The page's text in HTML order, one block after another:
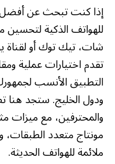
إذا كنت تبحث عن أفضل
للهواتف الذكية
شات، تيك توك أو لقناة
تقدم اختيارات عملية
التطبيق الأنسب
ودول الخليج. ستجد هنا
والمحترفين، مع ميزات
مونتاج متعدد الطبقات،
ملائمة للهواتف الحديثة.